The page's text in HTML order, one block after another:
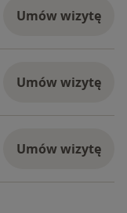
Umów wizytę
Umów wizytę
Umów wizytę